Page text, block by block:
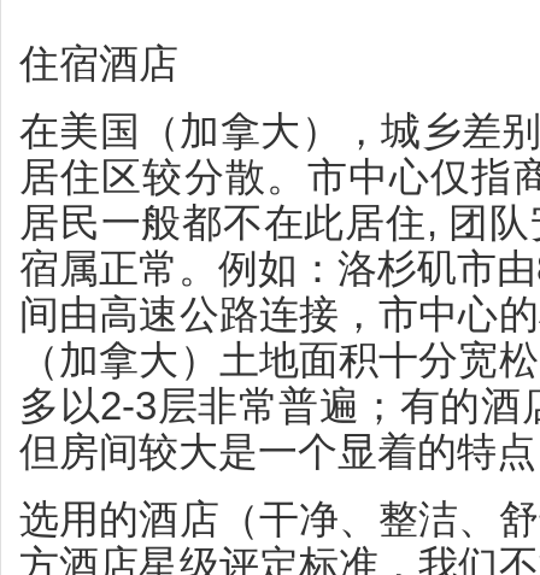
住宿酒店
在美国（加拿大），城乡差
居住区较分散。市中心仅指
居民一般都不在此居住, 团
宿属正常。例如：洛杉矶市
间由高速公路连接，市中心
（加拿大）土地面积十分宽
多以2-3层非常普遍；有的
但房间较大是一个显着的特
选用的酒店（干净、整洁、
方酒店星级评定标准，我们